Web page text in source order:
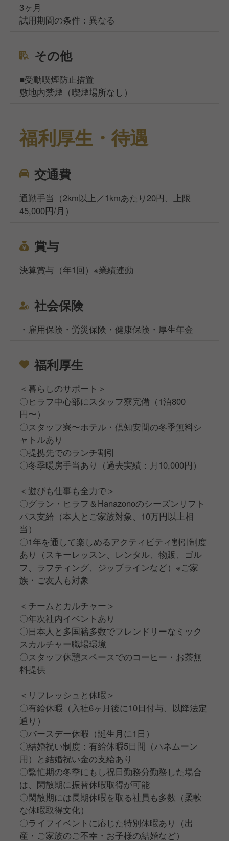
3ヶ月
試用期間の条件：異なる
その他
■受動喫煙防止措置
敷地内禁煙（喫煙場所なし）
福利厚生・待遇
交通費
通勤手当（2km以上／1kmあたり20円、上限
45,000円/月）
賞与
決算賞与（年1回）※業績連動
社会保険
・雇用保険・労災保険・健康保険・厚生年金
福利厚生
＜暮らしのサポート＞
〇ヒラフ中心部にスタッフ寮完備（1泊800
円〜）
〇スタッフ寮〜ホテル・倶知安間の冬季無料シ
ャトルあり
〇提携先でのランチ割引
〇冬季暖房手当あり（過去実績：月10,000円）
＜遊びも仕事も全力で＞
〇グラン・ヒラフ＆Hanazonoのシーズンリフト
パス支給（本人とご家族対象、10万円以上相
当）
〇1年を通して楽しめるアクティビティ割引制度
あり（スキーレッスン、レンタル、物販、ゴル
フ、ラフティング、ジップラインなど）※ご家
族・ご友人も対象
＜チームとカルチャー＞
〇年次社内イベントあり
〇日本人と多国籍多数でフレンドリーなミック
スカルチャー職場環境
〇スタッフ休憩スペースでのコーヒー・お茶無
料提供
＜リフレッシュと休暇＞
〇有給休暇（入社6ヶ月後に10日付与、以降法定
通り）
〇バースデー休暇（誕生月に1日）
〇結婚祝い制度：有給休暇5日間（ハネムーン
用）と結婚祝い金の支給あり
〇繁忙期の冬季にもし祝日勤務分勤務した場合
は、閑散期に振替休暇取得が可能
〇閑散期には長期休暇を取る社員も多数（柔軟
な休暇取得文化）
〇ライフイベントに応じた特別休暇あり（出
産・ご家族のご不幸・お子様の結婚など）